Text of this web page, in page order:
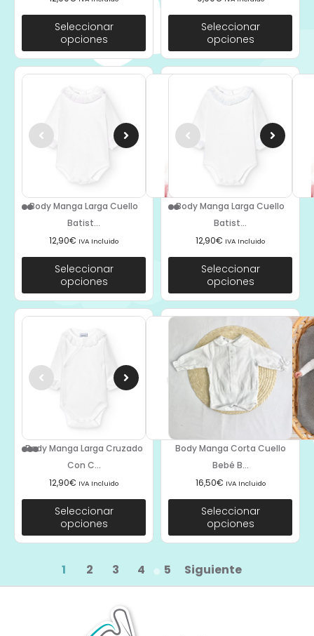
Seleccionar
opciones
Seleccionar
opciones
Body Manga Larga Cuello
Batist...
12,90€ IVA Incluido
Seleccionar
opciones
Body Manga Larga Cuello
Batist...
12,90€ IVA Incluido
Seleccionar
opciones
Body Manga Larga Cruzado
Con C...
12,90€ IVA Incluido
Seleccionar
opciones
Body Manga Corta Cuello
Bebé B...
16,50€ IVA Incluido
Seleccionar
opciones
1 2 3 4 5 Siguiente